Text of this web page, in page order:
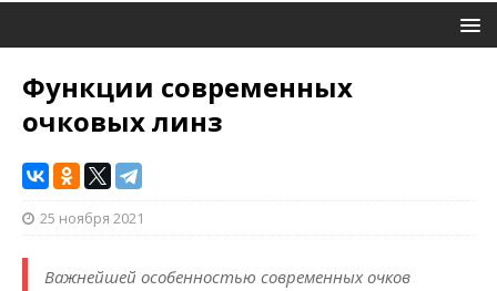
Функции современных
очковых линз
25 ноября 2021
Важнейшей особенностью современных очков